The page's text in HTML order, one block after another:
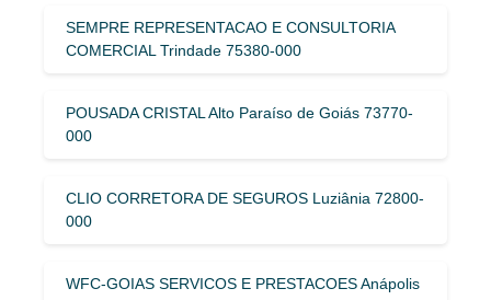
SEMPRE REPRESENTACAO E CONSULTORIA
COMERCIAL Trindade 75380-000
POUSADA CRISTAL Alto Paraíso de Goiás 73770-
000
CLIO CORRETORA DE SEGUROS Luziânia 72800-
000
WFC-GOIAS SERVICOS E PRESTACOES Anápolis